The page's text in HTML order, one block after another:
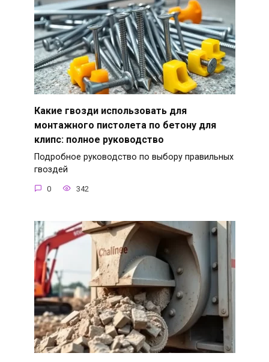
Какие гвозди использовать для
монтажного пистолета по бетону для
клипс: полное руководство
Подробное руководство по выбору правильных
гвоздей
0 342